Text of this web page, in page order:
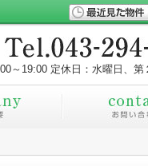
～19:00 定休日：水曜日、第